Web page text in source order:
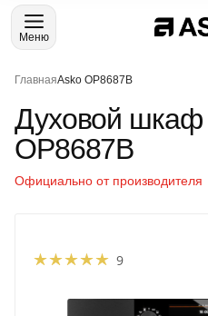
Меню
Духовой шкаф
OP8687B
Официально от производителя
ГлавнаяAsko OP8687B
9